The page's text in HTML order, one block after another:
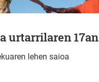
urtarrilaren 17an
lehen saioa